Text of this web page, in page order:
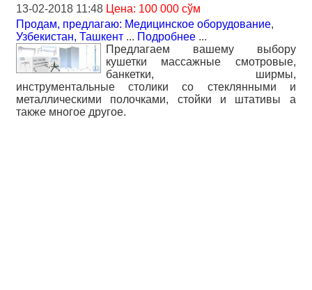
13-02-2018 11:48 Цена: 100 000 сўм
Продам, предлагаю: Медицинское оборудование,
Узбекистан, Ташкент ... Подробнее ...
Предлагаем вашему выбору
кушетки массажные смотровые,
банкетки, ширмы,
инструментальные столики со стеклянными и
металлическими полочками, стойки и штативы а
также многое другое.